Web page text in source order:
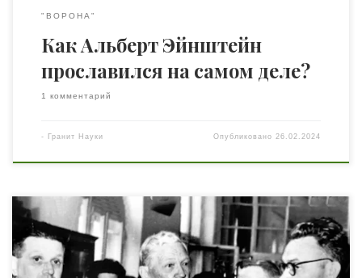
"ВОРОНА"
Как Альберт Эйнштейн
прославился на самом деле?
1 комментарий
- Гранит Науки Опубликовано26.02.2024
Такие личности как Степан Прокофьевич Тимошенко
меняют мир. С целью создания условий, чтобы в
Украине таких людей становилось только больше,